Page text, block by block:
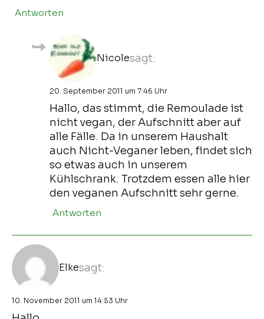
Antworten
Nicolesagt:
20. September 2011 um 7:46 Uhr
Hallo, das stimmt, die Remoulade ist
nicht vegan, der Aufschnitt aber auf
alle Fälle. Da in unserem Haushalt
auch Nicht-Veganer leben, findet sich
so etwas auch in unserem
Kühlschrank. Trotzdem essen alle hier
den veganen Aufschnitt sehr gerne.
Antworten
Elkesagt:
10. November 2011 um 14:53 Uhr